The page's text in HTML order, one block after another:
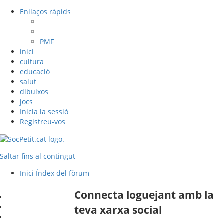
Enllaços ràpids
PMF
inici
cultura
educació
salut
dibuixos
jocs
Inicia la sessió
Registreu-vos
Saltar fins al contingut
Inici Índex del fòrum
Connecta loguejant amb la
teva xarxa social